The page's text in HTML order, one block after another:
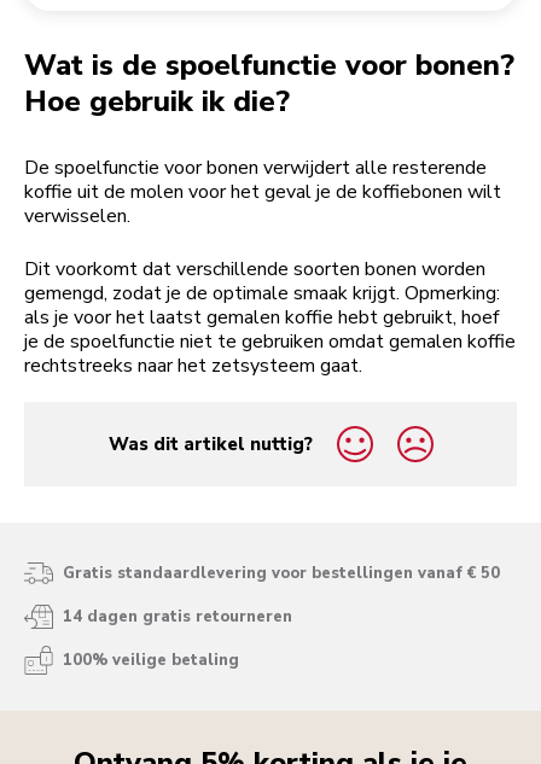
Wat is de spoelfunctie voor bonen?
Hoe gebruik ik die?
De spoelfunctie voor bonen verwijdert alle resterende
koffie uit de molen voor het geval je de koffiebonen wilt
verwisselen.
Dit voorkomt dat verschillende soorten bonen worden
gemengd, zodat je de optimale smaak krijgt. Opmerking:
als je voor het laatst gemalen koffie hebt gebruikt, hoef
je de spoelfunctie niet te gebruiken omdat gemalen koffie
rechtstreeks naar het zetsysteem gaat.
Was dit artikel nuttig?
yes
no
Gratis standaardlevering voor bestellingen vanaf € 50
14 dagen gratis retourneren
100% veilige betaling